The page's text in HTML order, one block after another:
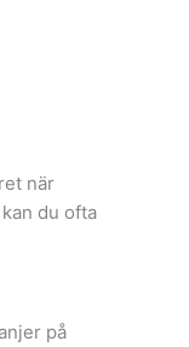
när
du ofta
på